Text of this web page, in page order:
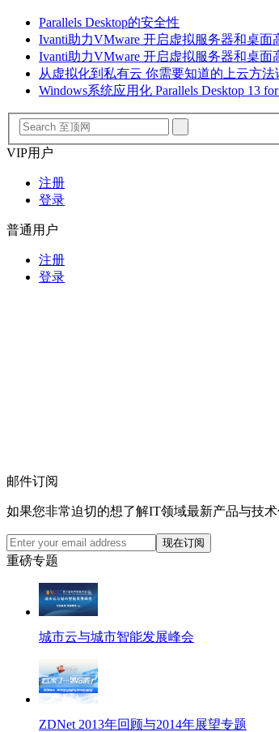
Parallels Desktop的安全性
Ivanti助力VMware 开启虚拟服务器和桌面
Ivanti助力VMware 开启虚拟服务器和桌面
从虚拟化到私有云 你需要知道的上云方法
Windows系统应用化 Parallels Desktop 13
VIP用户
注册
登录
普通用户
注册
登录
邮件订阅
如果您非常迫切的想了解IT领域最新产品与技
重磅专题
城市云与城市智能发展峰会
ZDNet 2013年回顾与2014年展望专题